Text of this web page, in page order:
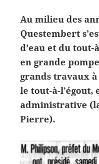
Au milieu des
Questembert
d’eau et du tout-
en grande
grands travaux à
le tout-à-l’égout,
administrative
Pierre).